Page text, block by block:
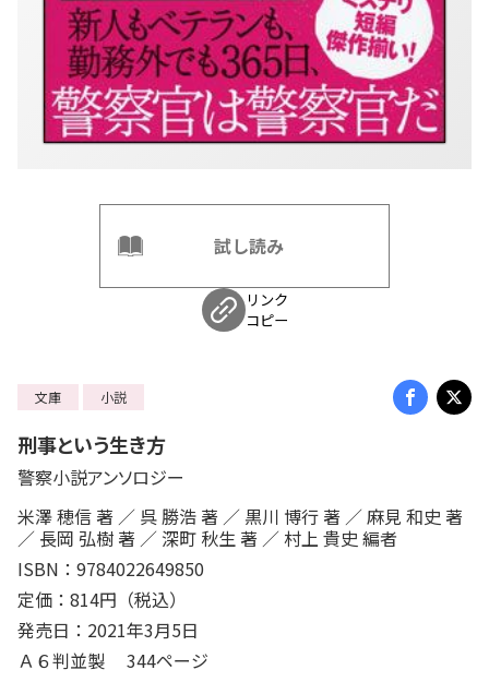
試し読み
リンク
コピー
文庫 小説
刑事という生き方
警察小説アンソロジー
米澤 穂信 著 ／ 呉 勝浩 著 ／ 黒川 博行 著 ／ 麻見 和史 著
／ 長岡 弘樹 著 ／ 深町 秋生 著 ／ 村上 貴史 編者
ISBN：9784022649850
定価：814円（税込）
発売日：2021年3月5日
Ａ６判並製 344ページ